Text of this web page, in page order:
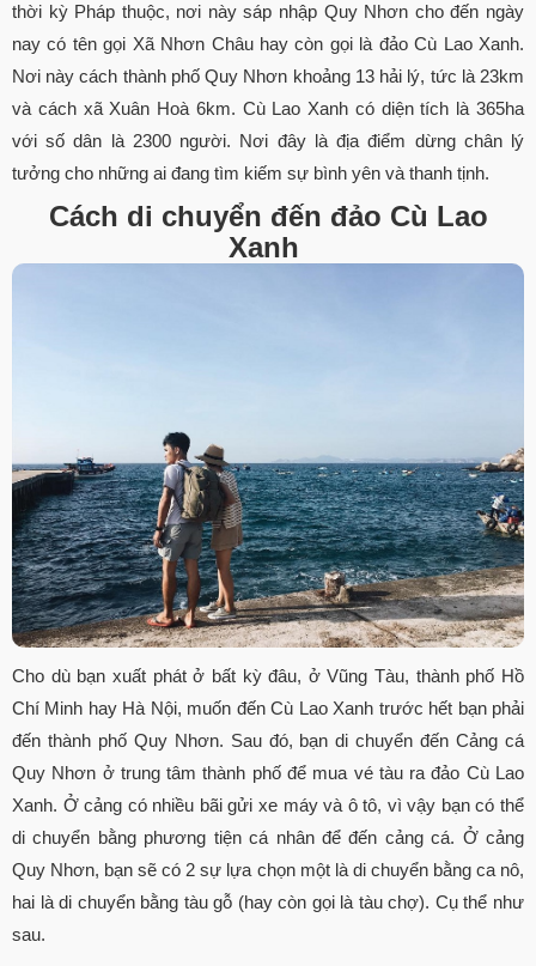
thời kỳ Pháp thuộc, nơi này sáp nhập Quy Nhơn cho đến ngày
nay có tên gọi Xã Nhơn Châu hay còn gọi là đảo Cù Lao Xanh.
Nơi này cách thành phố Quy Nhơn khoảng 13 hải lý, tức là 23km
và cách xã Xuân Hoà 6km. Cù Lao Xanh có diện tích là 365ha
với số dân là 2300 người. Nơi đây là địa điểm dừng chân lý
tưởng cho những ai đang tìm kiếm sự bình yên và thanh tịnh.
Cách di chuyển đến đảo Cù Lao
Xanh
Cho dù bạn xuất phát ở bất kỳ đâu, ở Vũng Tàu, thành phố Hồ
Chí Minh hay Hà Nội, muốn đến Cù Lao Xanh trước hết bạn phải
đến thành phố Quy Nhơn. Sau đó, bạn di chuyển đến Cảng cá
Quy Nhơn ở trung tâm thành phố để mua vé tàu ra đảo Cù Lao
Xanh. Ở cảng có nhiều bãi gửi xe máy và ô tô, vì vậy bạn có thể
di chuyển bằng phương tiện cá nhân để đến cảng cá. Ở cảng
Quy Nhơn, bạn sẽ có 2 sự lựa chọn một là di chuyển bằng ca nô,
hai là di chuyển bằng tàu gỗ (hay còn gọi là tàu chợ). Cụ thể như
sau.